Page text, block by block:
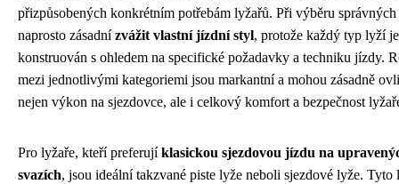
přizpůsobených konkrétním potřebám lyžařů. Při výběru
naprosto zásadnízvážit vlastní jízdní styl, protože každý typ lyží je
konstruován s ohledem na specifické požadavky a techniku jízdy.
mezi jednotlivými kategoriemi jsou markantní a mohou zásadně
nejen výkon na sjezdovce, ale i celkový komfort a bezpečnost
Pro lyžaře, kteří preferujíklasickou sjezdovou jízdu na
svazích, jsou ideální takzvané piste lyže neboli sjezdové lyže. Tyto